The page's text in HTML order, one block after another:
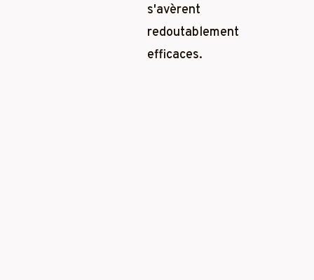
s'avèrent
redoutablement
efficaces.